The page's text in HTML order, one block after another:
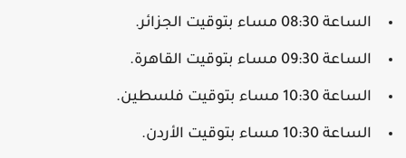
الساعة 08:30 مساء بتوقيت الجزائر.
الساعة 09:30 مساء بتوقيت القاهرة.
الساعة 10:30 مساء بتوقيت فلسطين.
الساعة 10:30 مساء بتوقيت الأردن.